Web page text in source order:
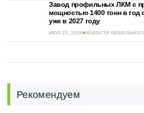
Завод профильных ЛКМ с
мощностью 1400 тонн в год
уже в 2027 году
ИЮЛ 29, 2026 НОВОСТИ
Рекомендуем